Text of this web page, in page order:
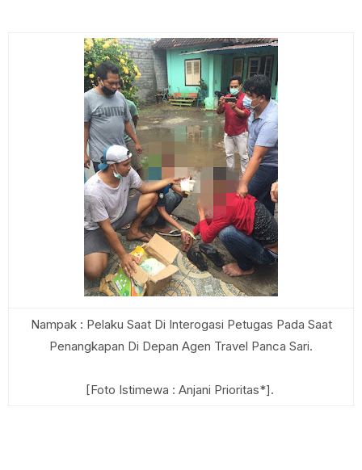
Nampak : Pelaku Saat Di Interogasi Petugas Pada Saat
Penangkapan Di Depan Agen Travel Panca Sari.
[Foto Istimewa : Anjani Prioritas*].